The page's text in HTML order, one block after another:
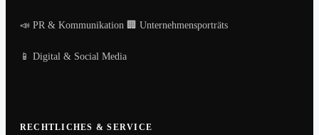
📣 PR & Kommunikation 🏢 Unternehmensporträts
📱 Digital & Social Media
RECHTLICHES & SERVICE